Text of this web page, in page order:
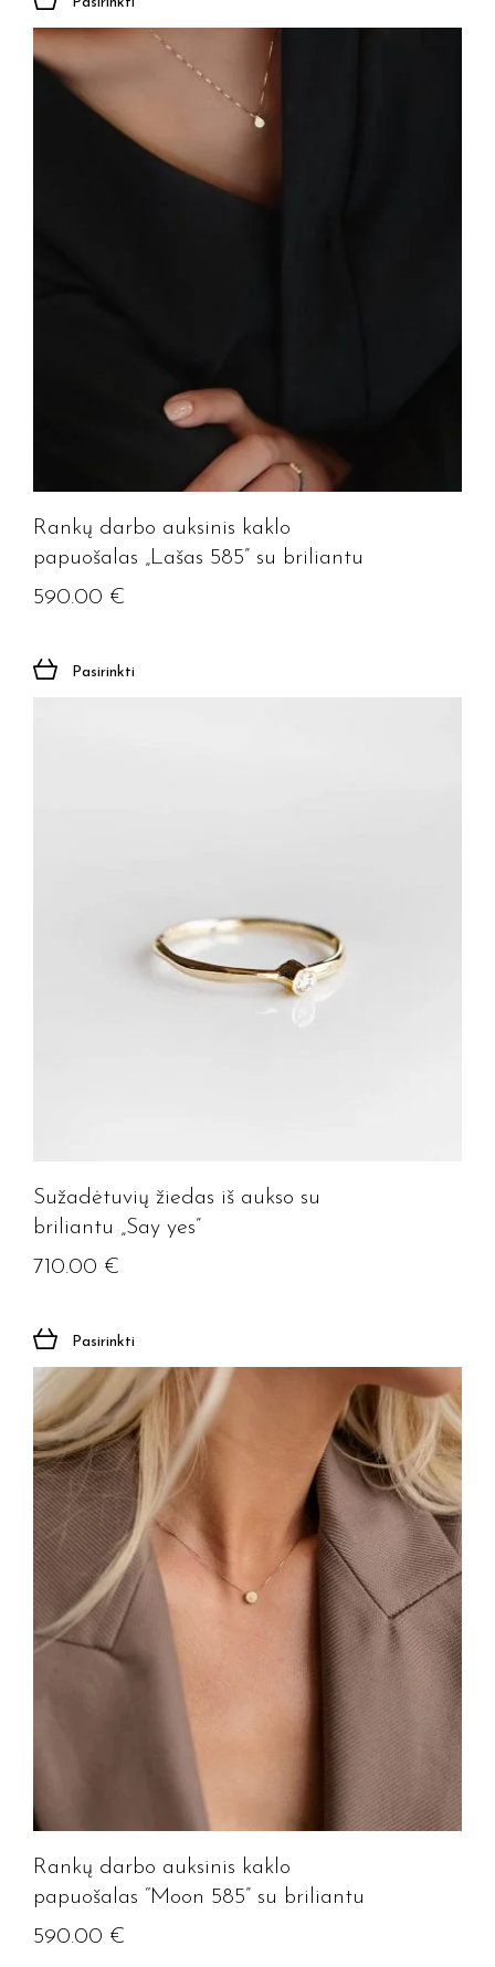
Rankų darbo auksinis kaklo
papuošalas „Lašas 585” su briliantu
590.00 €
Pasirinkti
Sužadėtuvių žiedas iš aukso su
briliantu „Say yes”
710.00 €
Pasirinkti
Rankų darbo auksinis kaklo
papuošalas “Moon 585” su briliantu
590.00 €